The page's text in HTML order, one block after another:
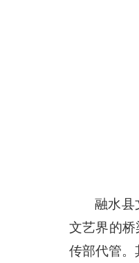
融水县
文艺界的
传部代管。